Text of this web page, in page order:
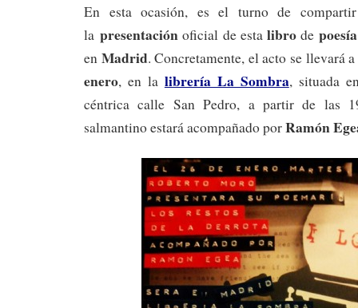
En esta ocasión, es el turno de
lapresentación oficial de estalibro de poesía
en Madrid. Concretamente, el acto se llevará
enero, en la librería La Sombra, situada
céntrica calle San Pedro, a partir de las
salmantino estará acompañado porRamón